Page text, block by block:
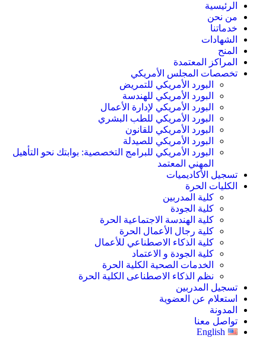
الرئيسية
من نحن
خدماتنا
الشهادات
المنح
المراكز المعتمدة
تخصصات المجلس الأمريكي
البورد الأمريكي للتمريض
البورد الأمريكي للهندسة
البورد الأمريكي لإدارة الأعمال
البورد الأمريكي للطب البشري
البورد الأمريكي للقانون
البورد الأمريكي للصيدلة
البورد الأمريكي للبرامج التخصصية: بوابتك نحو التأهيل
المهني المعتمد
تسجيل الأكاديميات
الكليات الحرة
كلية المدربين
كلية الجودة
كلية الهندسة الاجتماعية الحرة
كلية رجال الأعمال الحرة
كلية الذكاء الاصطناعي للأعمال
كلية الجودة و الاعتماد
الخدمات الصحية الكلية الحرة
نظم الذكاء الاصطناعى الكلية الحرة
تسجيل المدربين
استعلام عن العضوية
المدونة
تواصل معنا
English